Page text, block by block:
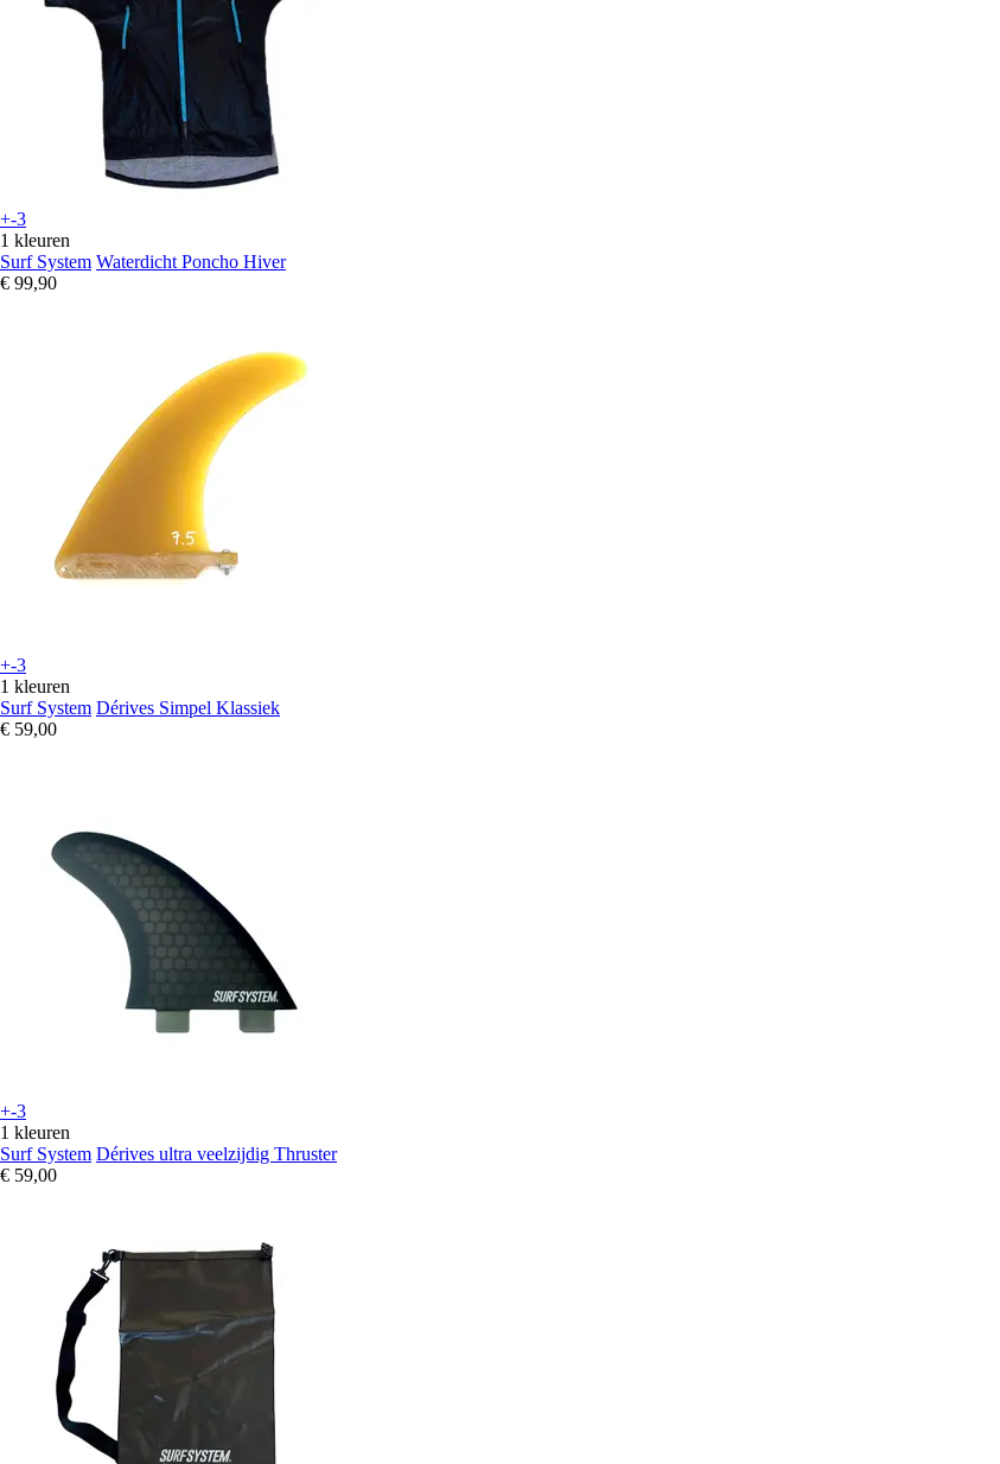
+-3
1 kleuren
Surf System Waterdicht Poncho Hiver
€ 99,90
+-3
1 kleuren
Surf System Dérives Simpel Klassiek
€ 59,00
+-3
1 kleuren
Surf System Dérives ultra veelzijdig Thruster
€ 59,00